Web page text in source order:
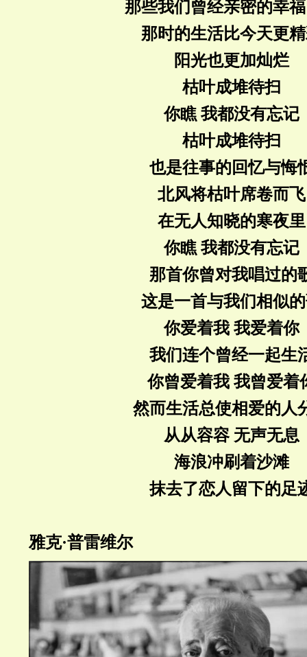
那些我们曾经亲密的幸
那时的生活比今天更
阳光也更加灿烂
枯叶成堆待扫
你瞧 我都没有忘记
枯叶成堆待扫
也是往事的回忆与悔
北风将枯叶席卷而飞
在无人知晓的寒夜里
你瞧 我都没有忘记
那首你曾对我唱过的
这是一首与我们相似
你爱着我 我爱着你
我们连个曾经一起生
你曾爱着我 我曾爱着
然而生活总使相爱的人
从从容容 无声无息
海浪冲刷着沙滩
抹去了恋人留下的足
雅克·普雷维尔